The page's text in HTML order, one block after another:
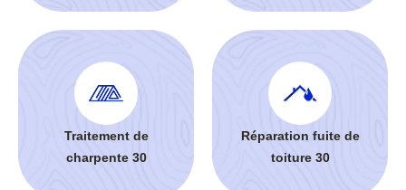
Traitement de
charpente 30
Réparation fuite de
toiture 30